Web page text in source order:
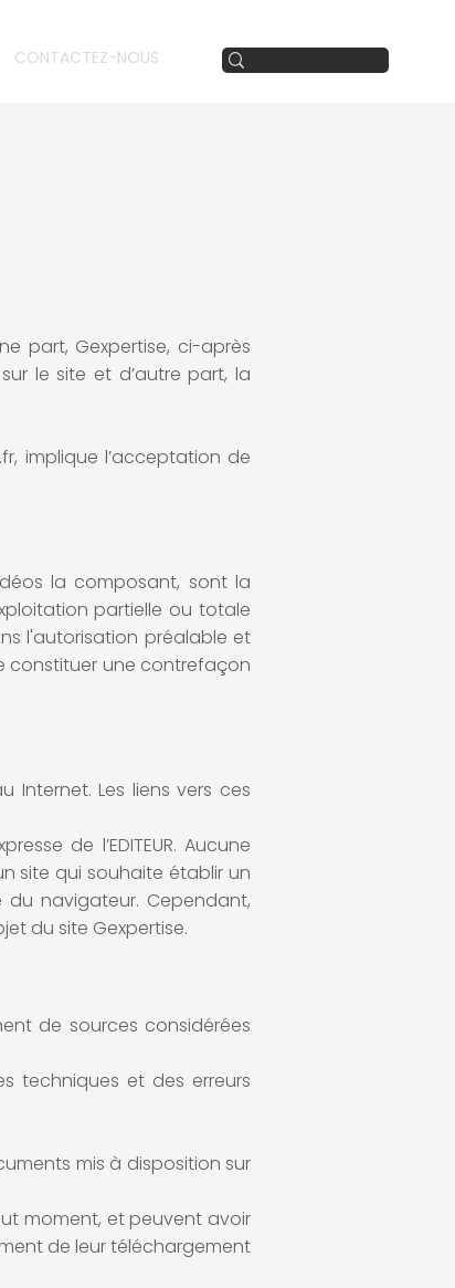
CONTACTEZ-NOUS
part, Gexpertise, ci-après
le site et d’autre part, la
implique l’acceptation de
la composant, sont la
partielle ou totale
l'autorisation préalable et
constituer une contrefaçon
Internet. Les liens vers ces
de l’EDITEUR. Aucune
site qui souhaite établir un
navigateur. Cependant,
du site Gexpertise.
de sources considérées
techniques et des erreurs
mis à disposition sur
moment, et peuvent avoir
de leur téléchargement